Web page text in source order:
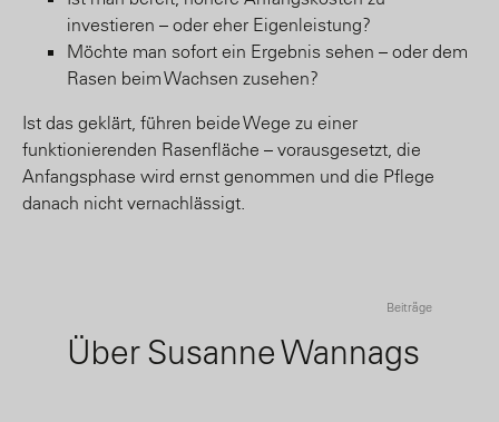
investieren – oder eher Eigenleistung?
Möchte man sofort ein Ergebnis sehen – oder dem
Rasen beim Wachsen zusehen?
Ist das geklärt, führen beide Wege zu einer
funktionierenden Rasenfläche – vorausgesetzt, die
Anfangsphase wird ernst genommen und die Pflege
danach nicht vernachlässigt.
Beiträge
Über Susanne Wannags